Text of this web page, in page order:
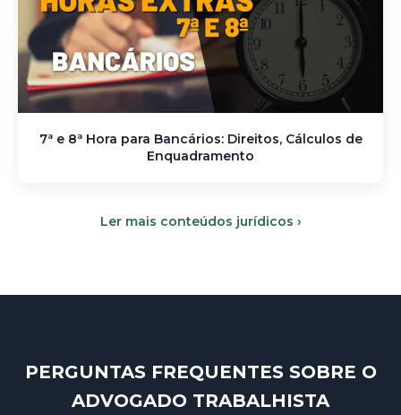
7ª e 8ª Hora para Bancários: Direitos, Cálculos de
Enquadramento
Ler mais conteúdos jurídicos ›
PERGUNTAS FREQUENTES SOBRE O
ADVOGADO TRABALHISTA